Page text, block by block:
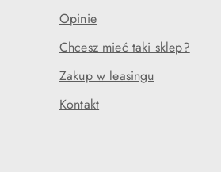
Opinie
Chcesz mieć taki sklep?
Zakup w leasingu
Kontakt